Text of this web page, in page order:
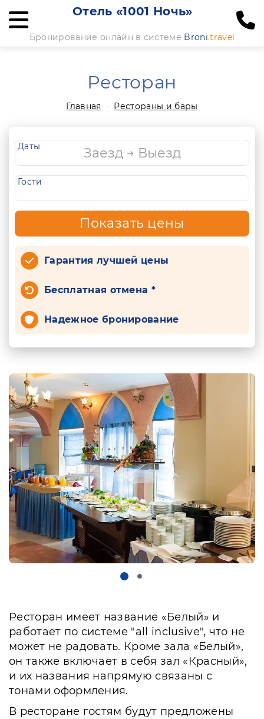
Отель «1001 Ночь»
Бронирование онлайн в системе Broni.travel
Ресторан
Главная Рестораны и бары
Даты
Гости
Показать цены
Гарантия лучшей цены
Бесплатная отмена *
Надежное бронирование
Ресторан имеет название «Белый» и
работает по системе "all inclusive", что не
может не радовать. Кроме зала «Белый»,
он также включает в себя зал «Красный»,
и их названия напрямую связаны с
тонами оформления.
В ресторане гостям будут предложены